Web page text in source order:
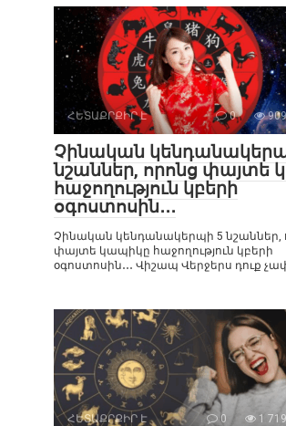
ՀԵՏԱՔՐՔԻՐ Է 0
Չինական
նշաններ, որոնց փայտե
հաջողություն կբերի
օգոստոսին․․․
Չինական կենդանակերպի 5 նշաններ,
փայտե կապիկը հաջողություն կբերի
օգոստոսին․․․ Վիշապ Վերջերս դուք
ՀԵՏԱՔՐՔԻՐ Է 0 1